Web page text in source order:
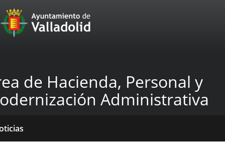
Portal
Web
Ayuntamiento
de
Valladolid
de Hacienda, Personal y
Administrativa